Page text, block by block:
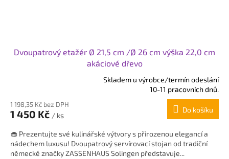
Dvoupatrový etažér Ø 21,5 cm /Ø 26 cm výška 22,0 cm
akáciové dřevo
produktu
je
z
5
hvězdiček.
Skladem u výrobce/termín odeslání
10-11 pracovních dnů.
1 198,35 Kč bez DPH
1 450 Kč / ks
Do košíku
🧁 Prezentujte své kulinářské výtvory s přirozenou elegancí a
nádechem luxusu! Dvoupatrový servírovací stojan od tradiční
německé značky ZASSENHAUS Solingen představuje...